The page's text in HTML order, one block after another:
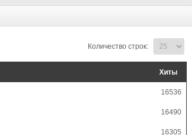
Количество строк:
Хиты
16536
16490
16305